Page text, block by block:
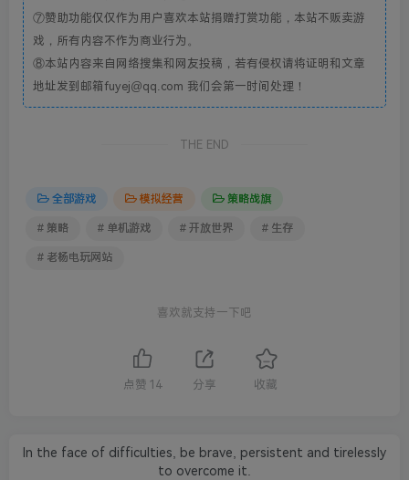
⑦赞助功能仅仅作为用户喜欢本站捐赠打赏功能，本站不贩卖游
戏，所有内容不作为商业行为。
⑧本站内容来自网络搜集和网友投稿，若有侵权请将证明和文章
地址发到邮箱fuyej@qq.com 我们会第一时间处理！
THE END
全部游戏 模拟经营 策略战旗
# 策略 # 单机游戏 # 开放世界 # 生存
# 老杨电玩网站
喜欢就支持一下吧
点赞 14 分享 收藏
In the face of difficulties, be brave, persistent and tirelessly
to overcome it.